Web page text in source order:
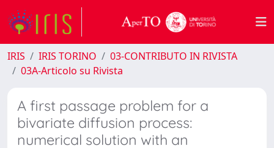
IRIS IRIS TORINO
03-CONTRIBUTO IN RIVISTA
03A-Articolo su Rivista
A first passage problem for a
bivariate diffusion process:
numerical solution with an